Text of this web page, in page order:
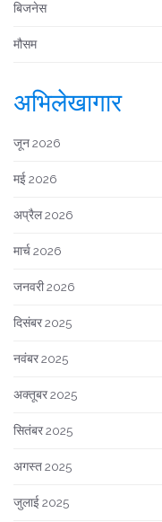
बिजनेस
मौसम
अभिलेखागार
जून 2026
मई 2026
अप्रैल 2026
मार्च 2026
जनवरी 2026
दिसंबर 2025
नवंबर 2025
अक्तूबर 2025
सितंबर 2025
अगस्त 2025
जुलाई 2025